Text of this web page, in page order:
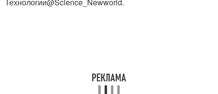
Технологии@Science_Newworld.